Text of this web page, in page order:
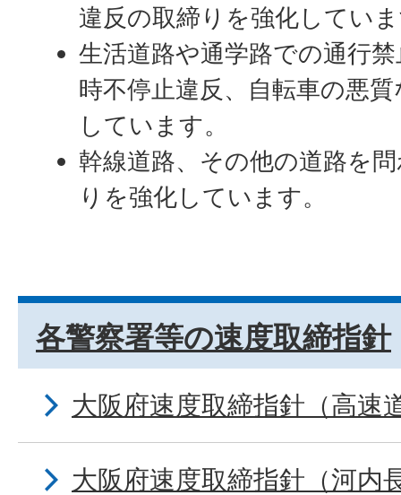
違反の取締りを強化してい
生活道路や通学路での通行
時不停止違反、自転車の悪
しています。
幹線道路、その他の道路を
りを強化しています。
各警察署等の速度取締指針
大阪府速度取締指針（高速
大阪府速度取締指針（河内